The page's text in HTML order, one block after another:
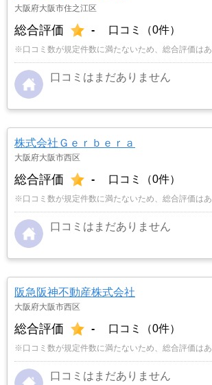
大阪府大阪市住之江区
総合評価 - 口コミ（0件）
※口コミ数が規定件数に満たないため、総合評価はあ
口コミはまだありません
株式会社Ｇｅｒｂｅｒａ
大阪府大阪市西区
総合評価 - 口コミ（0件）
※口コミ数が規定件数に満たないため、総合評価はあ
口コミはまだありません
阪急阪神不動産株式会社
大阪府大阪市西区
総合評価 - 口コミ（0件）
※口コミ数が規定件数に満たないため、総合評価はあ
口コミはまだありません